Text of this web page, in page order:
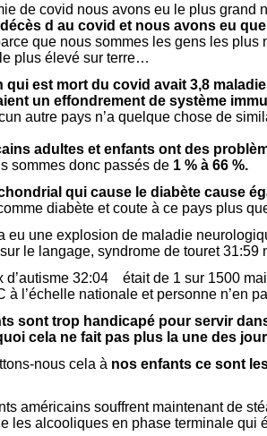
de covid nous avons eu le plus grand
d au covid et nous avons eu
que nous sommes les gens les
plus élevé sur terre…
qui est mort du covid avait 3,8
un effondrement de système
autre pays n’a quelque chose de
adultes et enfants ont des
sommes donc passés de 1 % à 66 %.
qui cause le diabète cause
diabète et coute à ce pays plus
eu une explosion de maladie
le langage, syndrome de touret 31:59
d’autisme 32:04 était de 1 sur 1500
à l’échelle nationale et personne n’en
sont trop handicapé pour servir
cela ne fait pas plus la une des
nous cela à nos enfants ce sont
américains souffrent maintenant de
les alcooliques en phase terminale qui